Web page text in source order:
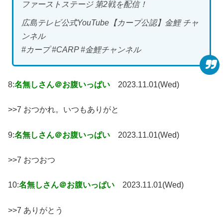
ファーストステージ 第2戦を配信！
広島テレビ公式YouTube【カープ公認】金鯉 チャ
ンネル
#カープ #CARP #金鯉チャンネル
8:名無しさん＠お腹いっぱい 2023.11.01(Wed)
>>7 おつかれ。いつもありがと
9:名無しさん＠お腹いっぱい 2023.11.01(Wed)
>>7 おつおつ
10:名無しさん＠お腹いっぱい 2023.11.01(Wed)
>>7 ありがとう